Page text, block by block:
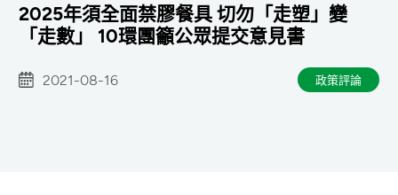
2025年須全面禁膠餐具 切勿「走塑」變
「走數」 10環團籲公眾提交意見書
2021-08-16 政策評論